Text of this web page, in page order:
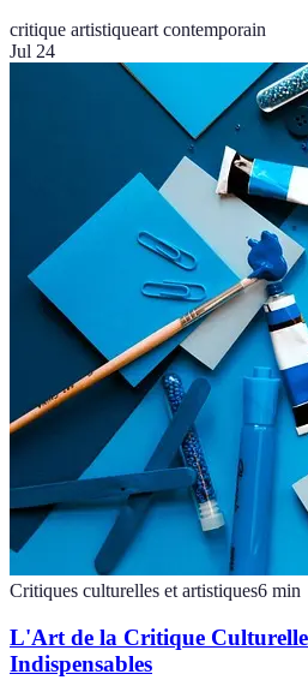
critique artistiqueart contemporain
Jul 24
Critiques culturelles et artistiques6 min
L'Art de la Critique Culturelle
Indispensables